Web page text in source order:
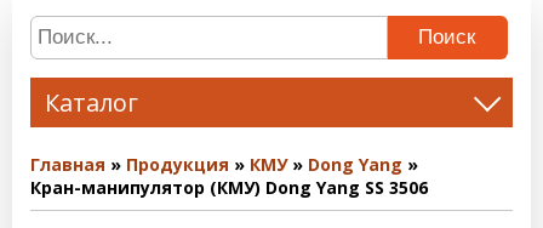
Поиск
Каталог
Главная Продукция КМУ
Dong Yang
Кран-манипулятор (КМУ) Dong Yang SS 3506